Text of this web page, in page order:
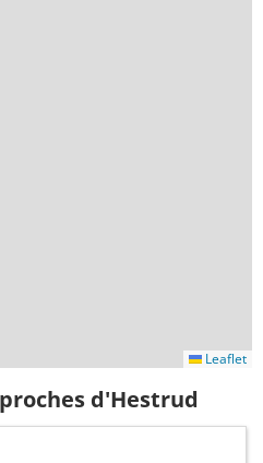
Leaflet
d'Hestrud